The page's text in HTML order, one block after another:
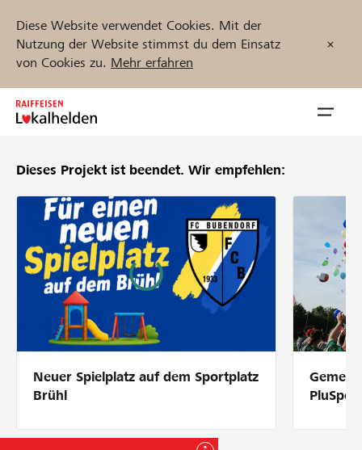
Diese Website verwendet Cookies. Mit der
Nutzung der Website stimmst du dem Einsatz
von Cookies zu. Mehr erfahren
Zum
Inhalt
Unterstützen
Hilfe & Support
Partner / Raiffeisenbank
Projekte und Organisationen finden
Dieses Projekt ist beendet. Wir empfehlen:
Neuer Spielplatz auf dem Sportplatz
Brühl